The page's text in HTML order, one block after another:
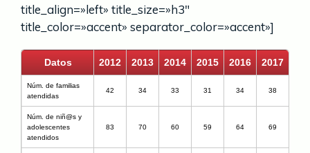
title_align=»left» title_size=»h3″
title_color=»accent» separator_color=»accent»]
Datos 2012 2013 2014 2015 2016 2017
Núm. de familias
atendidas
42 34 33 31 34 38
Núm. de niñ@s y
adolescentes
atendidos
83 70 60 59 64 69